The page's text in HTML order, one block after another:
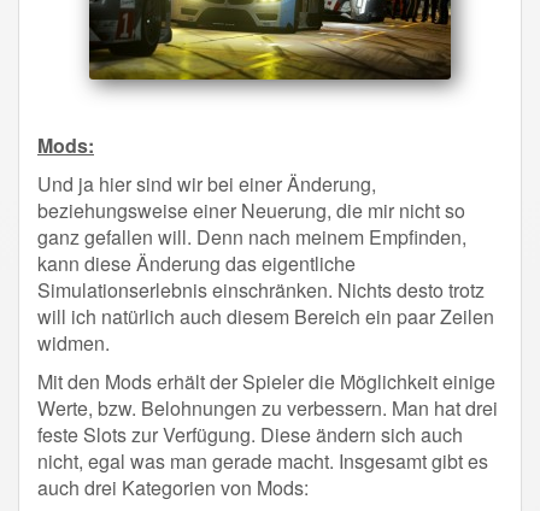
Mods:
Und ja hier sind wir bei einer Änderung,
beziehungsweise einer Neuerung, die mir nicht so
ganz gefallen will. Denn nach meinem Empfinden,
kann diese Änderung das eigentliche
Simulationserlebnis einschränken. Nichts desto trotz
will ich natürlich auch diesem Bereich ein paar Zeilen
widmen.
Mit den Mods erhält der Spieler die Möglichkeit einige
Werte, bzw. Belohnungen zu verbessern. Man hat drei
feste Slots zur Verfügung. Diese ändern sich auch
nicht, egal was man gerade macht. Insgesamt gibt es
auch drei Kategorien von Mods: